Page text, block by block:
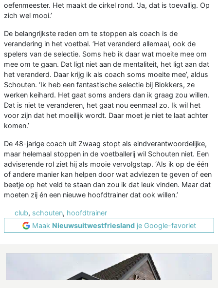
oefenmeester. Het maakt de cirkel rond. ‘Ja, dat is toevallig. Op
zich wel mooi.’
De belangrijkste reden om te stoppen als coach is de
verandering in het voetbal. ‘Het veranderd allemaal, ook de
spelers van de selectie. Soms heb ik daar wat moeite mee om
mee om te gaan. Dat ligt niet aan de mentaliteit, het ligt aan dat
het veranderd. Daar krijg ik als coach soms moeite mee’, aldus
Schouten. ‘Ik heb een fantastische selectie bij Blokkers, ze
werken keihard. Het gaat soms anders dan ik graag zou willen.
Dat is niet te veranderen, het gaat nou eenmaal zo. Ik wil het
voor zijn dat het moeilijk wordt. Daar moet je niet te laat achter
komen.’
De 48-jarige coach uit Zwaag stopt als eindverantwoordelijke,
maar helemaal stoppen in de voetballerij wil Schouten niet. Een
adviserende rol ziet hij als mooie vervolgstap. ‘Als ik op de één
of andere manier kan helpen door wat adviezen te geven of een
beetje op het veld te staan dan zou ik dat leuk vinden. Maar dat
moeten zij én een nieuwe hoofdtrainer dat ook willen.’
club, schouten, hoofdtrainer
Maak Nieuwsuitwestfrieslandje Google-favoriet